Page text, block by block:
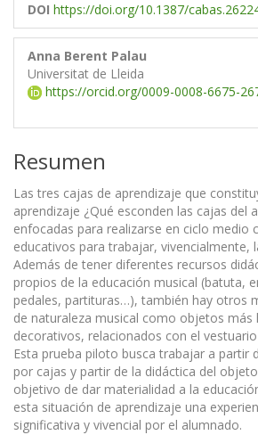
DOI https://doi.org/10.1387/
Anna Berent Palau
Universitat de Lleida
https://orcid.org/0009-0008-6675-
Resumen
Las tres cajas de aprendizaje que
aprendizaje ¿Qué esconden las cajas del
enfocadas para realizarse en ciclo medio
educativos para trabajar, vivencialmente,
Además de tener diferentes recursos
propios de la educación musical (batuta,
pedales, partituras…), también hay otros
de naturaleza musical como objetos más
decorativos, relacionados con el
Esta prueba piloto busca trabajar a partir
por cajas y partir de la didáctica del
objetivo de dar materialidad a la
esta situación de aprendizaje una
significativa y vivencial por el alumnado.